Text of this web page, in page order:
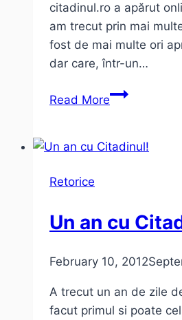
citadinul.ro a apărut
am trecut prin mai
fost de mai multe ori
dar care, într-un…
Read More2
citadinul.ro
Retorice
Un an cu
February 10, 2012
A trecut un an de zile
facut primul si poate